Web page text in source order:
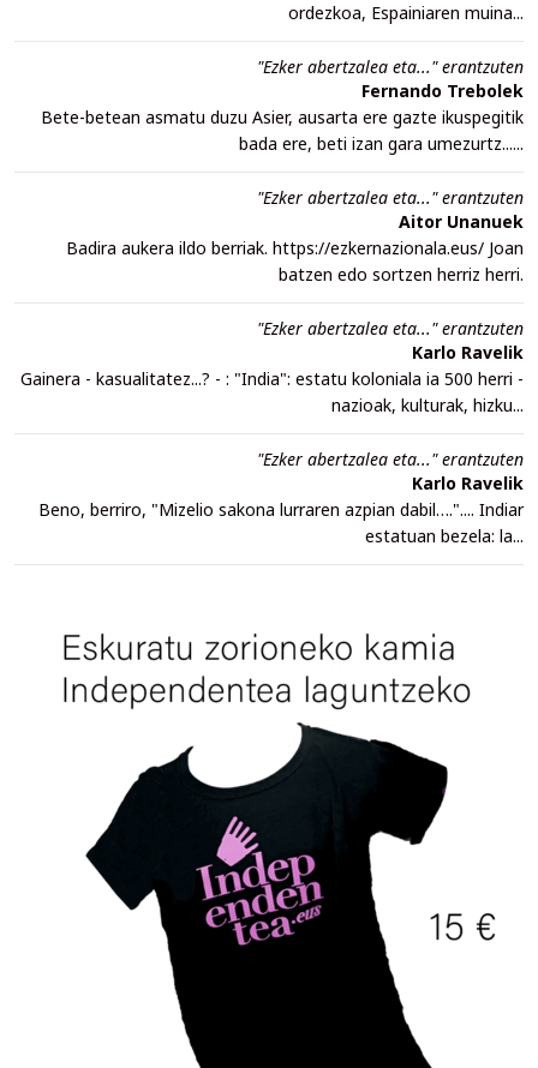
ordezkoa, Espainiaren muina...
"Ezker abertzalea eta..." erantzuten
Fernando Trebolek
Bete-betean asmatu duzu Asier, ausarta ere gazte ikuspegitik
bada ere, beti izan gara umezurtz......
"Ezker abertzalea eta..." erantzuten
Aitor Unanuek
Badira aukera ildo berriak. https://ezkernazionala.eus/ Joan
batzen edo sortzen herriz herri.
"Ezker abertzalea eta..." erantzuten
Karlo Ravelik
Gainera - kasualitatez...? - : "India": estatu koloniala ia 500 herri -
nazioak, kulturak, hizku...
"Ezker abertzalea eta..." erantzuten
Karlo Ravelik
Beno, berriro, "Mizelio sakona lurraren azpian dabil….".... Indiar
estatuan bezela: la...